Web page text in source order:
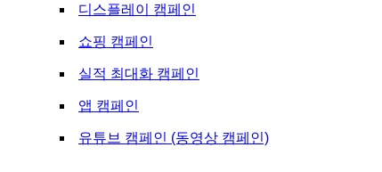
디스플레이 캠페인
쇼핑 캠페인
실적 최대화 캠페인
앱 캠페인
유튜브 캠페인 (동영상 캠페인)